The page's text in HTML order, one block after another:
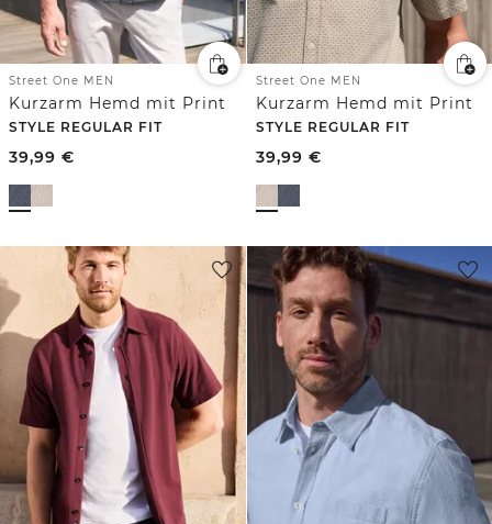
Street One MEN
Kurzarm Hemd mit Print
STYLE REGULAR FIT
39,99 €
Street One MEN
Kurzarm Hemd mit Print
STYLE REGULAR FIT
39,99 €